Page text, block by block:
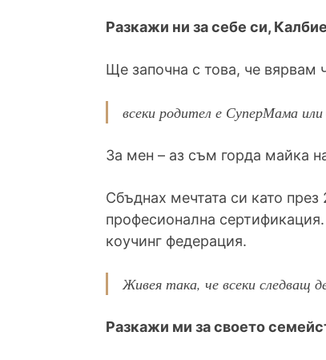
Разкажи ни за себе си,
Ще започна с това, че вярвам
всеки родител е СуперМама
За мен – аз съм горда майка
Сбъднах мечтата си като
професионална
коучинг федерация.
Живея така, че всеки следващ
Разкажи ми за своето